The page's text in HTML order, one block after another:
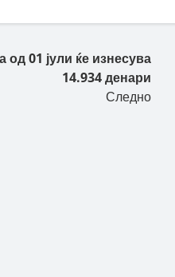
01 јули ќе изнесува
14.934 денари
Следно